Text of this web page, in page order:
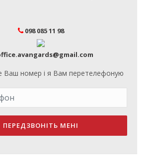
098 085 11 98
Ваш номер і я Вам перетелефоную
ПЕРЕДЗВОНІТЬ МЕНІ